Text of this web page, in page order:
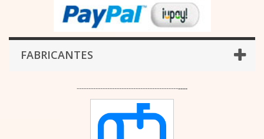
FABRICANTES
-----------------------------------------------